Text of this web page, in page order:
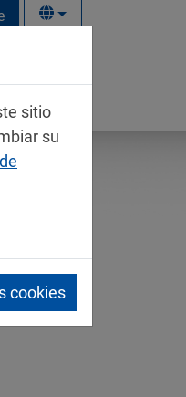
sitio
su
cookies